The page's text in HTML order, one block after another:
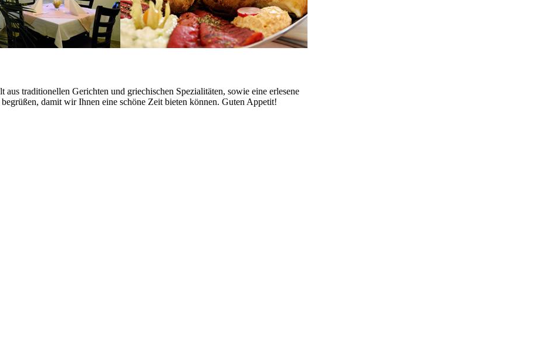
traditionellen Gerichten und griechischen Spezialitäten, sowie eine erlesene
damit wir Ihnen eine schöne Zeit bieten können. Guten Appetit!